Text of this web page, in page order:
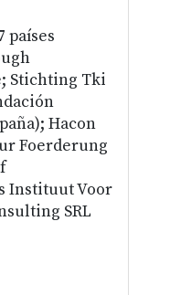
países
Stichting Tki
Hacon
Foerderung
Instituut Voor
SRL